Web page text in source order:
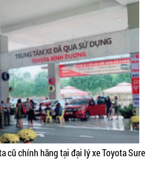
cũ chính hãng tại đại lý xe Toyota Sure